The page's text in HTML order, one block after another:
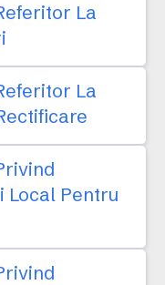
La
La
Local Pentru